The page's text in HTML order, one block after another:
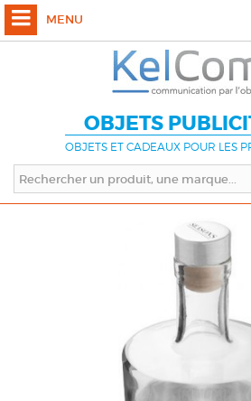
OBJETS
OBJETS ET CADEAUX POUR LES
MENU